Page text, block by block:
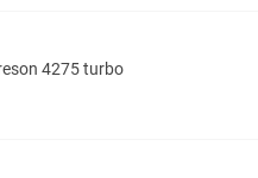
4275 turbo